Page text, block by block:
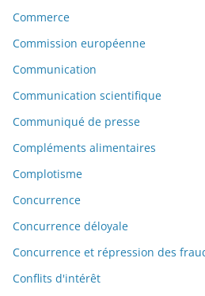
Commerce
Commission européenne
Communication
Communication scientifique
Communiqué de presse
Compléments alimentaires
Complotisme
Concurrence
Concurrence déloyale
Concurrence et répression des
Conflits d'intérêt